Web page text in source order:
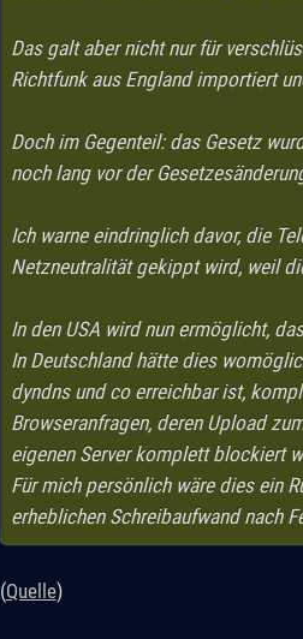
Das galt aber nicht nur für
Richtfunk aus England importiert
Doch im Gegenteil: das Gesetz
noch lang vor der
Ich warne eindringlich davor, die
Netzneutralität gekippt wird, weil
In den USA wird nun ermöglicht,
In Deutschland hätte dies
dyndns und co erreichbar ist,
Browseranfragen, deren Upload
eigenen Server komplett blockiert
Für mich persönlich wäre dies ein
erheblichen Schreibaufwand nach
(Quelle)